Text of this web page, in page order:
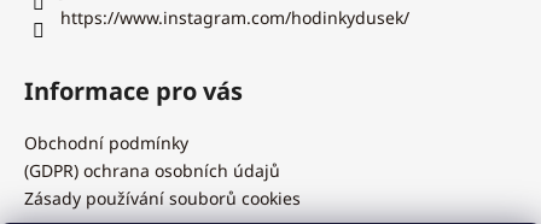
https://www.instagram.com/hodinkydusek/
Informace pro vás
Obchodní podmínky
(GDPR) ochrana osobních údajů
Zásady používání souborů cookies